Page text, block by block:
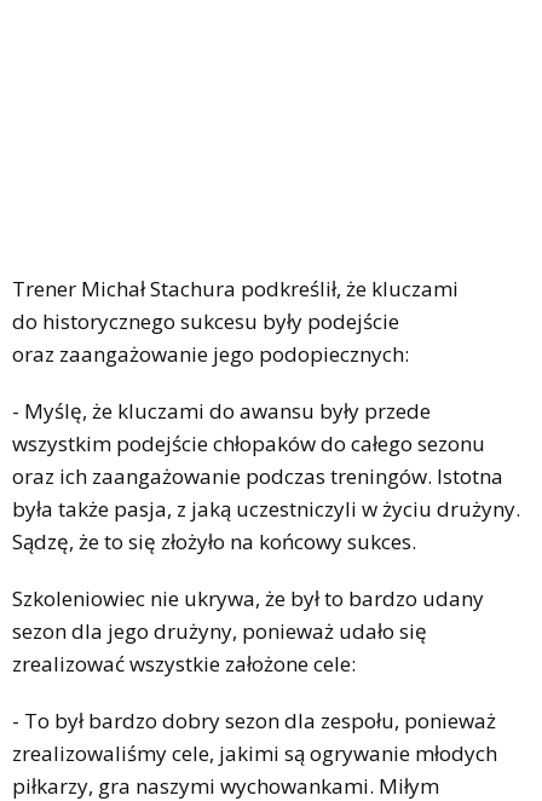
Trener Michał Stachura podkreślił, że kluczami
do historycznego sukcesu były podejście
oraz zaangażowanie jego podopiecznych:
- Myślę, że kluczami do awansu były przede
wszystkim podejście chłopaków do całego sezonu
oraz ich zaangażowanie podczas treningów. Istotna
była także pasja, z jaką uczestniczyli w życiu drużyny.
Sądzę, że to się złożyło na końcowy sukces.
Szkoleniowiec nie ukrywa, że był to bardzo udany
sezon dla jego drużyny, ponieważ udało się
zrealizować wszystkie założone cele:
- To był bardzo dobry sezon dla zespołu, ponieważ
zrealizowaliśmy cele, jakimi są ogrywanie młodych
piłkarzy, gra naszymi wychowankami. Miłym